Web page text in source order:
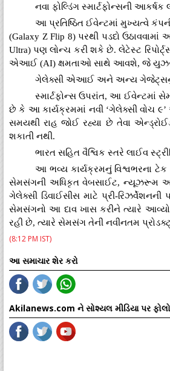
​નવા ફોલ્ડિંગ સ્માર્ટફોન્સની
આ પ્રતિષ્ઠિત ઈવેન્ટમાં મુખ્યત્વે
(Galaxy Z Flip 8) પરથી પડદો
Ultra) પણ લોન્ચ કરી શકે છે. લેટેસ્ટ
એઆઈ (AI) ક્ષમતાઓ સાથે આવશે, જે
​ગેલેક્સી એઆઈ અને અન્ય
સ્માર્ટફોન્સ ઉપરાંત, આ
છે કે આ કાર્યક્રમમાં નવી ‘ગેલેક્સી વોચ
સમયથી રાહ જોઈ રહ્યા છે તેવા
શકાતી નથી.
​ભારત સહિત વૈશ્વિક સ્તરે લાઈવ
આ ભવ્ય કાર્યક્રમનું વિશ્વભરના
સેમસંગની અધિકૃત વેબસાઈટ, ન્યૂઝરૂમ અને
ગેલેક્સી ડિવાઈસીસ માટે પ્રી-
સેમસંગનો આ દાવ ખાસ કરીને ત્યારે
રહી છે, ત્યારે સેમસંગ તેની નવીનતમ
(8:12 PM IST)
આ સમાચાર શેર કરો
Akilanews.com ને સોશ્યલ મીડિયા પર